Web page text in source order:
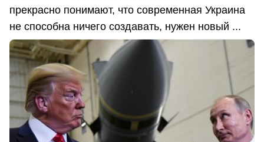
прекрасно понимают, что современная Украина
не способна ничего создавать, нужен новый ...